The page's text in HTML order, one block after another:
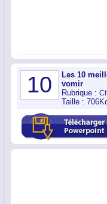
10
Les 10
vomir
Rubrique :
Taille :